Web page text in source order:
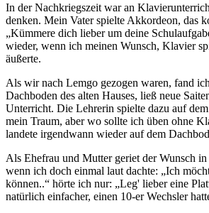
In der Nachkriegszeit war an
denken. Mein Vater spielte Akkordeon, das
Kümmere dich lieber um deine
wieder, wenn ich meinen Wunsch, Klavier
äußerte.
Als wir nach Lemgo gezogen waren, fand
Dachboden des alten Hauses, ließ neue
Unterricht. Die Lehrerin spielte dazu auf
mein Traum, aber wo sollte ich üben ohne
landete irgendwann wieder auf dem
Als Ehefrau und Mutter geriet der Wunsch in
wenn ich doch einmal laut dachte:
Ich
können..
hörte ich nur: Leg' lieber eine
natürlich einfacher, einen 10-er Wechsler